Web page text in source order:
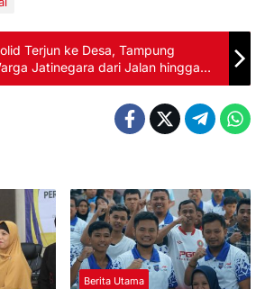
Terjun ke Desa, Tampung
Jatinegara dari Jalan hingga
Berita Utama